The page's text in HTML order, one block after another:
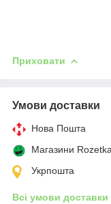
Приховати
Умови доставки
Нова Пошта
Магазини Rozetka
Укрпошта
Всі умови доставки